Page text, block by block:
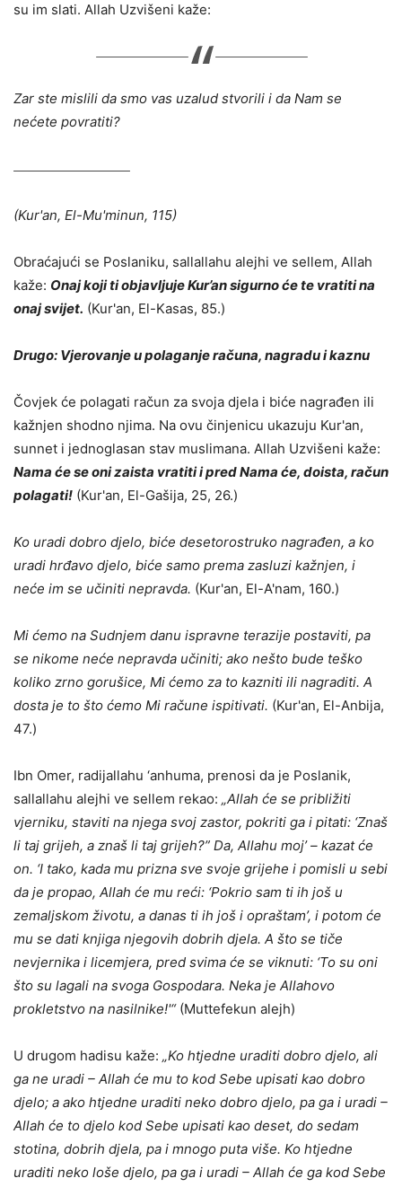
su im slati. Allah Uzvišeni kaže:
Zar ste mislili da smo vas uzalud stvorili i da Nam se
nećete povratiti?
(Kur'an, El-Mu'minun, 115)
Obraćajući se Poslaniku, sallallahu alejhi ve sellem, Allah
kaže: Onaj koji ti objavljuje Kur’an sigurno će te vratiti na
onaj svijet. (Kur'an, El-Kasas, 85.)
Drugo: Vjerovanje u polaganje računa, nagradu i kaznu
Čovjek će polagati račun za svoja djela i biće nagrađen ili
kažnjen shodno njima. Na ovu činjenicu ukazuju Kur'an,
sunnet i jednoglasan stav muslimana. Allah Uzvišeni kaže:
Nama će se oni zaista vratiti i pred Nama će, doista, račun
polagati! (Kur'an, El-Gašija, 25, 26.)
Ko uradi dobro djelo, biće desetorostruko nagrađen, a ko
uradi hrđavo djelo, biće samo prema zasluzi kažnjen, i
neće im se učiniti nepravda. (Kur'an, El-A'nam, 160.)
Mi ćemo na Sudnjem danu ispravne terazije postaviti, pa
se nikome neće nepravda učiniti; ako nešto bude teško
koliko zrno gorušice, Mi ćemo za to kazniti ili nagraditi. A
dosta je to što ćemo Mi račune ispitivati. (Kur'an, El-Anbija,
47.)
Ibn Omer, radijallahu ‘anhuma, prenosi da je Poslanik,
sallallahu alejhi ve sellem rekao: „Allah će se približiti
vjerniku, staviti na njega svoj zastor, pokriti ga i pitati: ‘Znaš
li taj grijeh, a znaš li taj grijeh?” Da, Allahu moj’ – kazat će
on. ‘I tako, kada mu prizna sve svoje grijehe i pomisli u sebi
da je propao, Allah će mu reći: ‘Pokrio sam ti ih još u
zemaljskom životu, a danas ti ih još i opraštam’, i potom će
mu se dati knjiga njegovih dobrih djela. A što se tiče
nevjernika i licemjera, pred svima će se viknuti: ‘To su oni
što su lagali na svoga Gospodara. Neka je Allahovo
prokletstvo na nasilnike!'“ (Muttefekun alejh)
U drugom hadisu kaže: „Ko htjedne uraditi dobro djelo, ali
ga ne uradi – Allah će mu to kod Sebe upisati kao dobro
djelo; a ako htjedne uraditi neko dobro djelo, pa ga i uradi –
Allah će to djelo kod Sebe upisati kao deset, do sedam
stotina, dobrih djela, pa i mnogo puta više. Ko htjedne
uraditi neko loše djelo, pa ga i uradi – Allah će ga kod Sebe